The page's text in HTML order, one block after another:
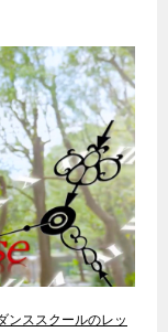
ンススクールのレッ